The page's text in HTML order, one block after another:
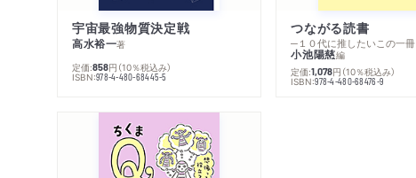
宇宙最強物質決定戦
高水裕一著
定価:858円 （10％税込み）
ISBN:978-4-480-68445-5
つながる読書
─１０代に推したいこの一冊
小池陽慈編
定価:1,078円 （10％税込み）
ISBN:978-4-480-68476-9